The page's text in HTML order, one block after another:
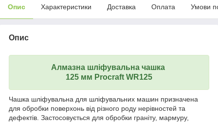
Опис Характеристики Доставка Оплата Умови
Опис
Алмазна шліфувальна чашка
125 мм Procraft WR125
Чашка шліфувальна для шліфувальних машин призначена
для обробки поверхонь від різного роду нерівностей та
дефектів. Застосовується для обробки граніту, мармуру,